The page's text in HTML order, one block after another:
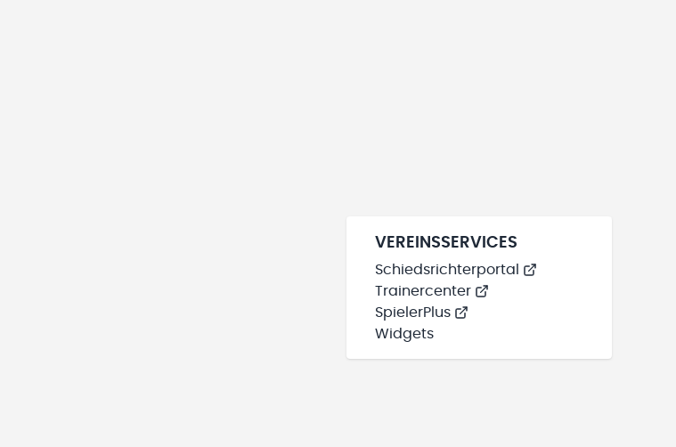
VEREINSSERVICES
Schiedsrichterportal
Trainercenter
SpielerPlus
Widgets